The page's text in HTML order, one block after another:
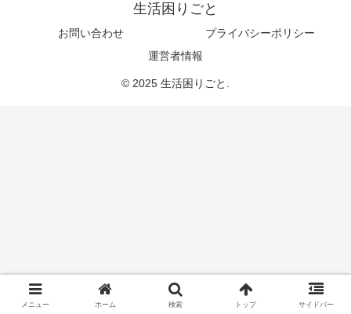
生活困りごと
お問い合わせ
プライバシーポリシー
運営者情報
© 2025 生活困りごと.
メニュー ホーム 検索 トップ サイドバー